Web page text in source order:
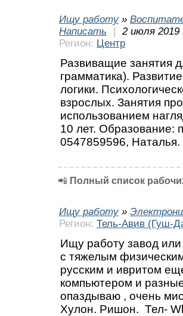
Ищу работу »
Написать
|
2 июля 2019
Регион: Центр
Развиващие занятия
грамматика).
логики.
взрослых. Занятия
использованием
10 лет. Образование:
0547859596, Наталья.
📲 Полный список
Ищу работу »
Регион: Тель-Авив (Гуш-
Ищу работу завод
с тяжелым
русским и ивритом
компьютером и
опаздываю , очень
Хулон. Ришон. Тел-